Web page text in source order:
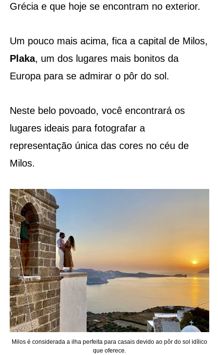
Grécia e que hoje se encontram no exterior.
Um pouco mais acima, fica a capital de Milos,
Plaka, um dos lugares mais bonitos da
Europa para se admirar o pôr do sol.
Neste belo povoado, você encontrará os
lugares ideais para fotografar a
representação única das cores no céu de
Milos.
Milos é considerada a ilha perfeita para casais devido ao pôr do sol idílico
que oferece.